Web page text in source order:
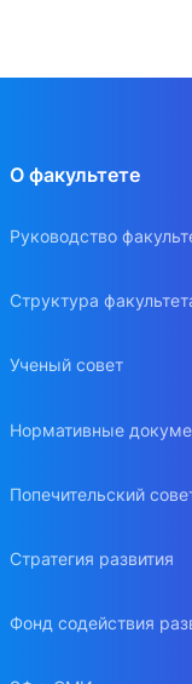
О факультете
Руководство
Структура
Ученый совет
Нормативные
Попечительский
Стратегия развития
Фонд содействия